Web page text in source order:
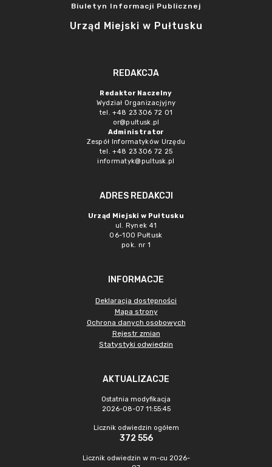
Biuletyn Informacji Publicznej
Urząd Miejski w Pułtusku
REDAKCJA
Redaktor Naczelny
Wydział Organizacjyjny
tel. +48 23 306 72 01
or@pultusk.pl
Administrator
Zespół Informatyków Urzędu
tel. +48 23 306 72 25
informatyk@pultusk.pl
ADRES REDAKCJI
Urząd Miejski w Pułtusku
ul. Rynek 41
06-100 Pułtusk
pok. nr 1
INFORMACJE
Deklaracja dostępności
Mapa strony
Ochrona danych osobowych
Rejestr zmian
Statystyki odwiedzin
AKTUALIZACJE
Ostatnia modyfikacja
2026-08-07 11:55:45
Licznik odwiedzin ogółem
372 556
Licznik odwiedzin w m-cu 2026-